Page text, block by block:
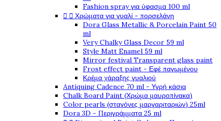
Fashion spray για ύφασμα 100 ml
  Χρώματα για γυαλί - πορσελάνη
Dora Glass Metallic & Porcelain Paint 50
ml
Very Chalky Glass Decor 59 ml
Style Matt Enamel 59 ml
Mirror festival Transparent glass paint
Frost effect paint - Εφέ παγωμένου
Κρέμα χάραξης γυαλιού
Antiquing Cadence 70 ml - Υγρή κάσια
Chalk Board Paint (Χρώμα μαυροπίνακα)
Color pearls (σταγόνες μαργαριταριών) 25ml
Dora 3D - Περιγράμματα 25 ml